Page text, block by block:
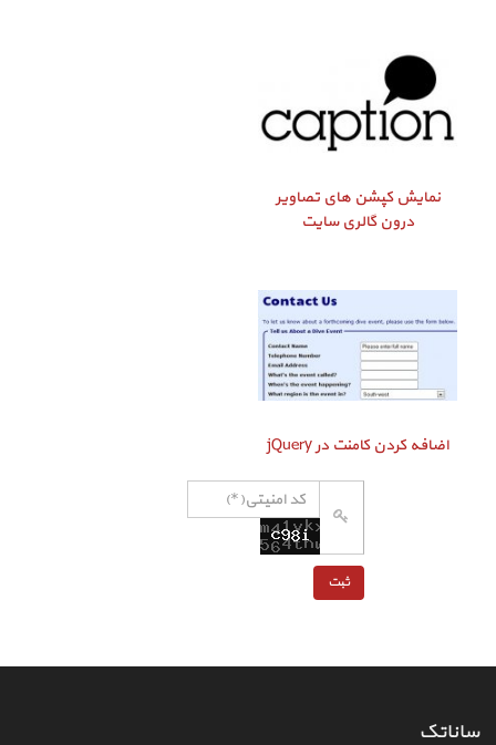
نمایش کپشن‌ های تصاویر
درون گالری سایت
اضافه کردن کامنت در jQuery
ساناتک